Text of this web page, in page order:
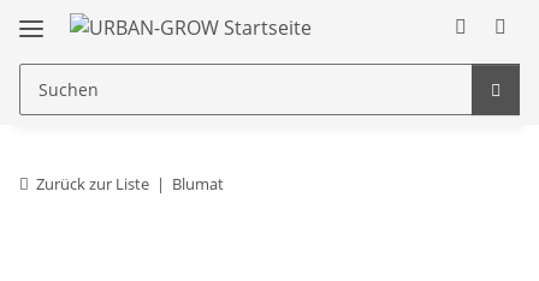
Zurück zur Liste Blumat